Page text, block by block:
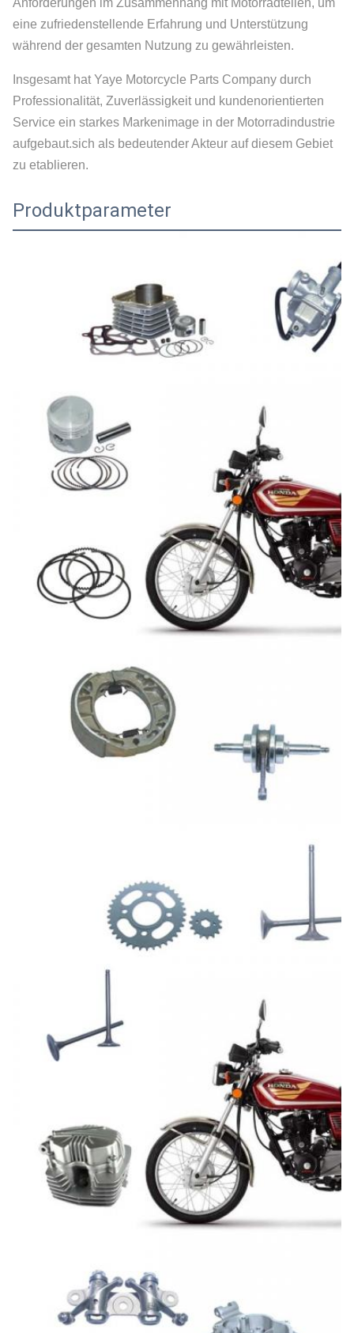
Anforderungen im Zusammenhang mit Motorradteilen, um
eine zufriedenstellende Erfahrung und Unterstützung
während der gesamten Nutzung zu gewährleisten.
Insgesamt hat Yaye Motorcycle Parts Company durch
Professionalität, Zuverlässigkeit und kundenorientierten
Service ein starkes Markenimage in der Motorradindustrie
aufgebaut.sich als bedeutender Akteur auf diesem Gebiet
zu etablieren.
Produktparameter